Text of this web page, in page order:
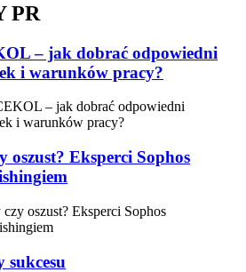
PR
– jak dobrać odpowiedni
i warunków pracy?
oszust? Eksperci Sophos
sukcesu